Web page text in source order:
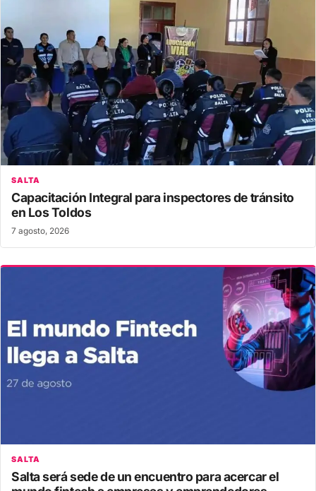
SALTA
Capacitación Integral para inspectores de tránsito
en Los Toldos
7 agosto, 2026
SALTA
Salta será sede de un encuentro para acercar el